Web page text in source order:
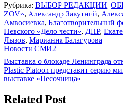
Рубрика: ВЫБОР РЕДАКЦИИ,
ZOV», Александр Закутний,
Амвосиевка, Благотворительный
Невского «Дело чести», ДНР,
Лызов, Марианна Балагурова
Новости СМИ2
Навигация
по
Выставка о блокаде Ленинграда
Plastic Platoon представит серию
выставке «Песочница»
Related Post